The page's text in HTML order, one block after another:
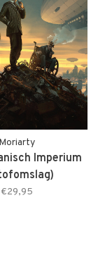
Moriarty
Imperium
€29,95